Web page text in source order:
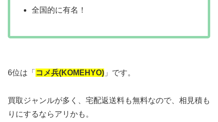
全国的に有名！
6位は「 コメ兵(KOMEHYO) 」です。
買取ジャンルが多く、宅配返送料も無料なので、相見積も
りにするならアリかも。